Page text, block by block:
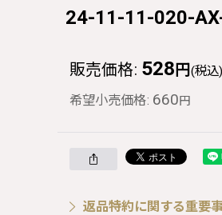
24-11-11-020-
販売価格: 528 円 (税込)
希望小売価格: 660円
返品特約に関する重要